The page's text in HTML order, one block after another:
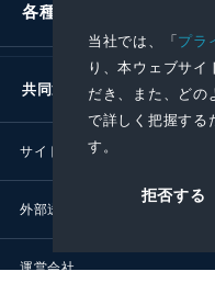
当社では、「プラ
り、本ウェブサイ
だき、また、どの
で詳しく把握する
す。
拒否する
各種お問い合わせ
共同通信社グループ
サイトポリシー
外部送信ポリシー
運営会社